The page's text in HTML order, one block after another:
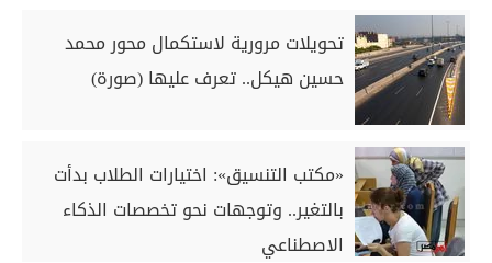
تحويلات مرورية لاستكمال محور محمد
حسين هيكل.. تعرف عليها (صورة)
«مكتب التنسيق»: اختيارات الطلاب بدأت
بالتغير.. وتوجهات نحو تخصصات الذكاء
الاصطناعي